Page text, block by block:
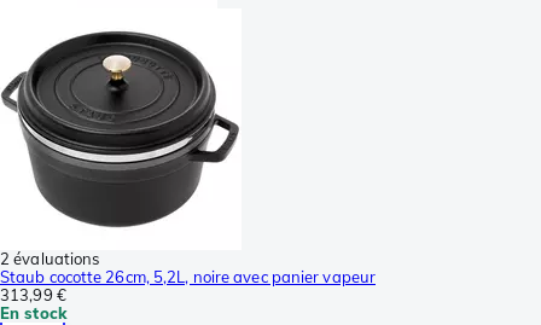
2 évaluations
Staub cocotte 26cm, 5,2L, noire avec panier vapeur
313,99 €
En stock